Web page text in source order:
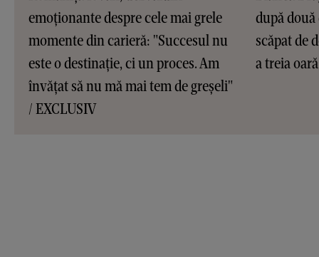
emoționante despre cele mai grele
momente din carieră: "Succesul nu
este o destinație, ci un proces. Am
învățat să nu mă mai tem de greșeli"
/ EXCLUSIV
după
scăpat de
a treia